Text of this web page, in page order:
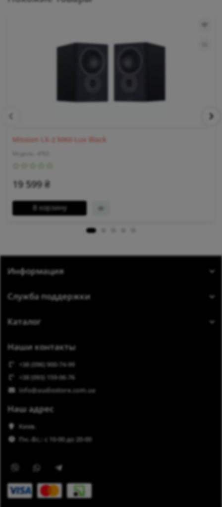
Mission LX-2 MKII Lux Black
19 599 ₴
В корзину
Информация
Служба поддержки
Каталог
Наши контакты
+38 (096) 900-74-99
+38 (093) 159-06-76
info@audiostore.com.ua
Наш адрес
Киев.
Пн.-Вс.: с 10-00 до 20-00